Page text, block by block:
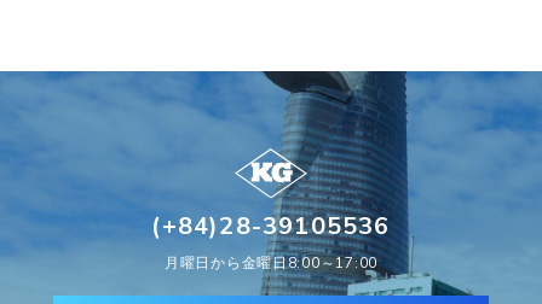
(+84)28-39105536
月曜日から金曜日8:00～17:00